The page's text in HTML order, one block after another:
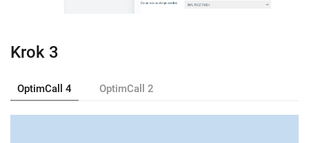
Krok 3
OptimCall 4 OptimCall 2